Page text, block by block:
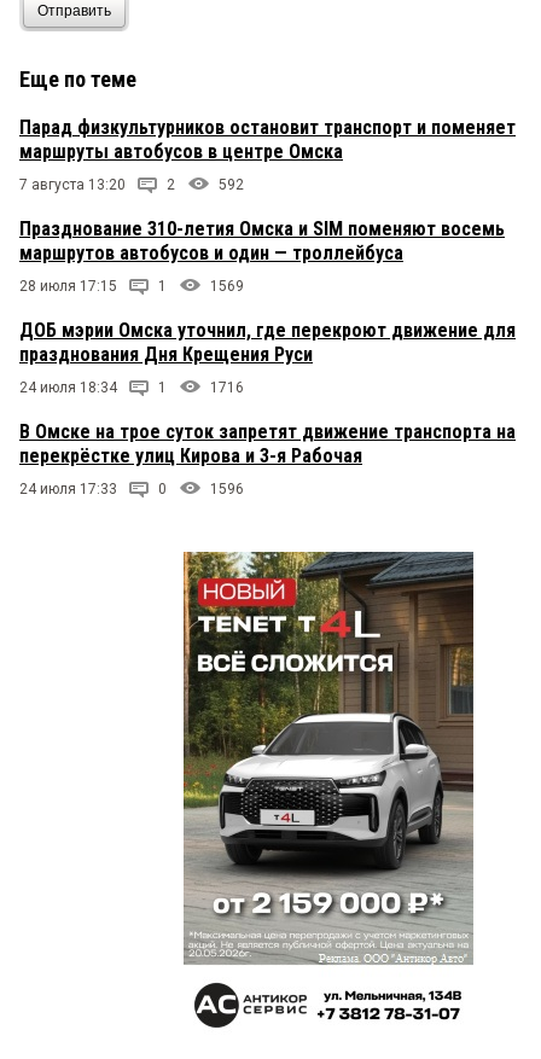
Отправить
Еще по теме
Парад физкультурников остановит транспорт и поменяет
маршруты автобусов в центре Омска
7 августа 13:20 2 592
Празднование 310-летия Омска и SIM поменяют восемь
маршрутов автобусов и один — троллейбуса
28 июля 17:15 1 1569
ДОБ мэрии Омска уточнил, где перекроют движение для
празднования Дня Крещения Руси
24 июля 18:34 1 1716
В Омске на трое суток запретят движение транспорта на
перекрёстке улиц Кирова и 3-я Рабочая
24 июля 17:33 0 1596